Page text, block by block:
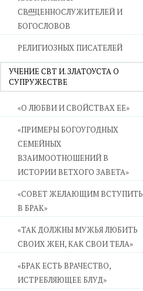
СВЯЩЕННОСЛУЖИТЕЛЕЙ И
БОГОСЛОВОВ
РЕЛИГИОЗНЫХ ПИСАТЕЛЕЙ
УЧЕНИЕ СВТ И. ЗЛАТОУСТА О
СУПРУЖЕСТВЕ
«О ЛЮБВИ И СВОЙСТВАХ ЕЕ»
«ПРИМЕРЫ БОГОУГОДНЫХ
СЕМЕЙНЫХ
ВЗАИМООТНОШЕНИЙ В
ИСТОРИИ ВЕТХОГО ЗАВЕТА»
«СОВЕТ ЖЕЛАЮЩИМ ВСТУПИТЬ
В БРАК»
«ТАК ДОЛЖНЫ МУЖЬЯ ЛЮБИТЬ
СВОИХ ЖЕН, КАК СВОИ ТЕЛА»
«БРАК ЕСТЬ ВРАЧЕСТВО,
ИСТРЕБЛЯЮЩЕЕ БЛУД»